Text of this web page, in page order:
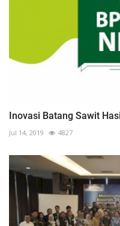
Inovasi Batang Sawit
Jul 14, 2019 4827